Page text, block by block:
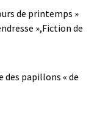
de printemps »
»,Fiction de
papillons « de